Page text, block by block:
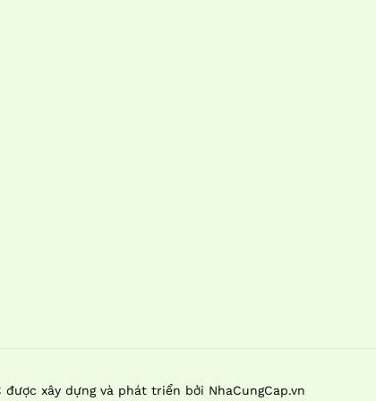
được xây dựng và phát triển bởi NhaCungCap.vn